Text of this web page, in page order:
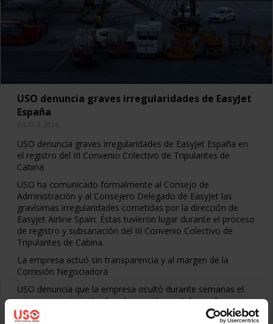
USO denuncia graves irregularidades de EasyJet
España
JULIO 3, 2026
USO denuncia graves irregularidades de EasyJet España en
el registro del III Convenio Colectivo de Tripulantes de
Cabina
USO ha comunicado formalmente al Consejo de
Administración y al Consejero Delegado de EasyJet las
gravísimas irregularidades cometidas por la dirección de
Easyjet Airline Spain. Éstas tuvieron lugar durante el proceso
de registro y subsanación del III Convenio Colectivo de
Tripulantes de Cabina.
La empresa actuó sin transparencia y al margen de la
Comisión Negociadora
USO denuncia que la empresa ocultó durante semanas el
primer requerimiento de subsanación emitido por la
Dirección General de Trabajo el pasado